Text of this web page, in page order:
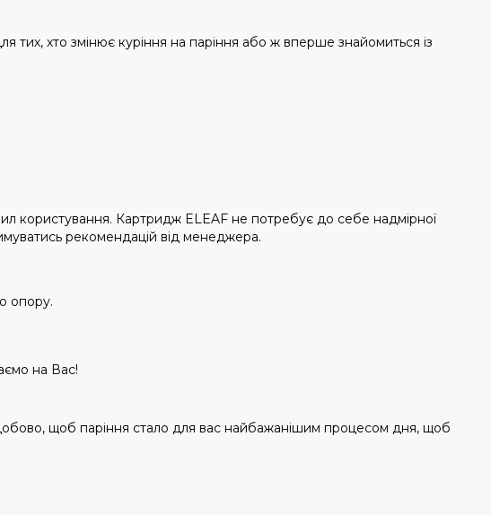
тих, хто змінює куріння на паріння або ж вперше знайомиться із
користування. Картридж ELEAF не потребує до себе надмірної
рекомендацій від менеджера.
опору.
на Вас!
щоб паріння стало для вас найбажанішим процесом дня, щоб